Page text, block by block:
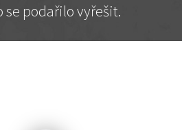
se podařilo vyřešit.